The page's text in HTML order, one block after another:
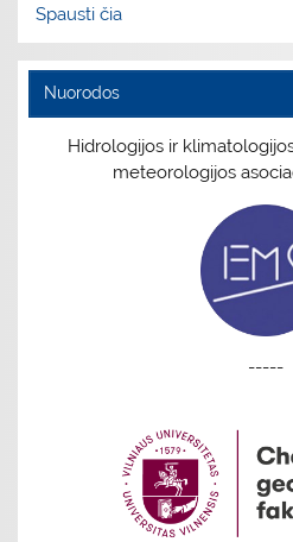
Spausti čia
Nuorodos
Hidrologijos ir
meteorologijos
-----